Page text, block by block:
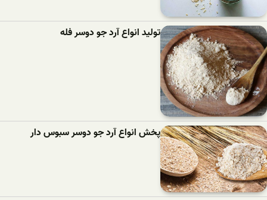
تولید انواع آرد جو دوسر فله
پخش انواع آرد جو دوسر سبوس دار